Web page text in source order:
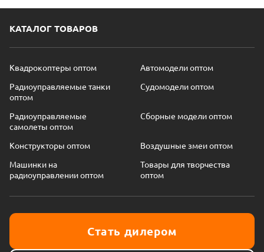
КАТАЛОГ ТОВАРОВ
Квадрокоптеры оптом
Автомодели оптом
Радиоуправляемые танки
оптом
Судомодели оптом
Радиоуправляемые
самолеты оптом
Сборные модели оптом
Конструкторы оптом
Воздушные змеи оптом
Машинки на
радиоуправлении оптом
Товары для творчества
оптом
Стать дилером